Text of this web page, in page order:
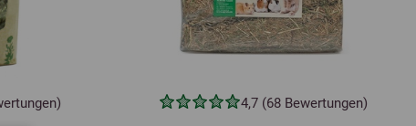
4,7 (68 Bewertungen)